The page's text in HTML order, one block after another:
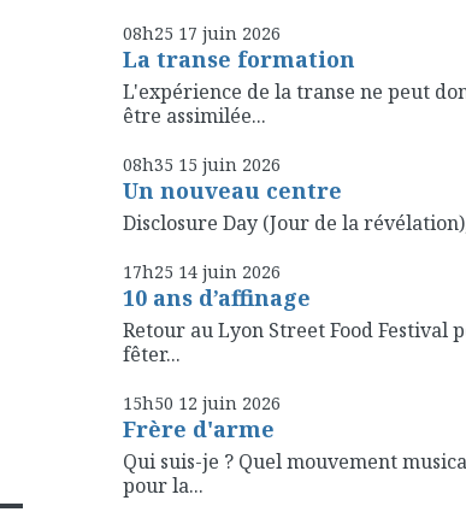
08h25 17 juin 2026
La transe formation
L'expérience de la transe ne peut
être assimilée...
08h35 15 juin 2026
Un nouveau centre
Disclosure Day (Jour de la
17h25 14 juin 2026
10 ans d’affinage
Retour au Lyon Street Food Festival
fêter...
15h50 12 juin 2026
Frère d'arme
Qui suis-je ? Quel mouvement
pour la...